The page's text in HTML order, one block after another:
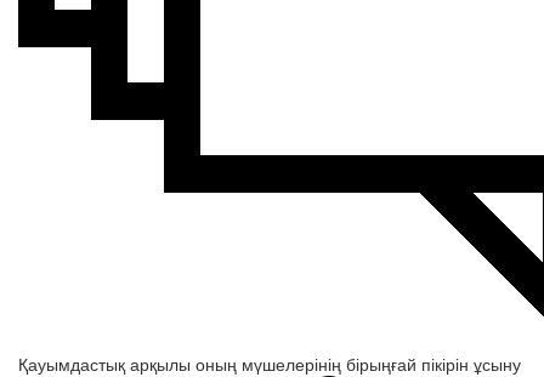
Қауымдастық арқылы оның мүшелерінің бірыңғай пікірін ұсыну